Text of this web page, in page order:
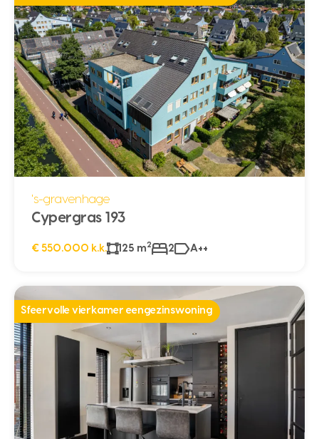
's-gravenhage
Cypergras 193
€ 550.000 k.k. 125 m2 2 A++
Sfeervolle vierkamer eengezinswoning